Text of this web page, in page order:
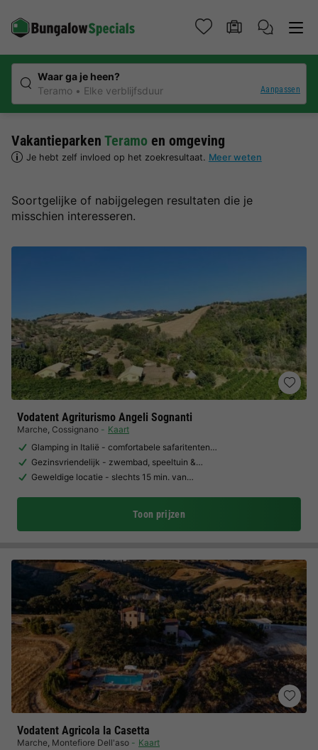
Waar ga je heen?
Teramo
Elke verblijfsduur Aanpassen
Vakantieparken Teramo en omgeving
Je hebt zelf invloed op het zoekresultaat. Meer weten
Soortgelijke of nabijgelegen resultaten die je
misschien interesseren.
Vodatent Agriturismo Angeli Sognanti
Marche, Cossignano
Kaart
Glamping in Italië - comfortabele safaritenten…
Gezinsvriendelijk - zwembad, speeltuin &…
Geweldige locatie - slechts 15 min. van…
Toon prijzen
Vodatent Agricola la Casetta
Marche, Montefiore Dell'aso
Kaart